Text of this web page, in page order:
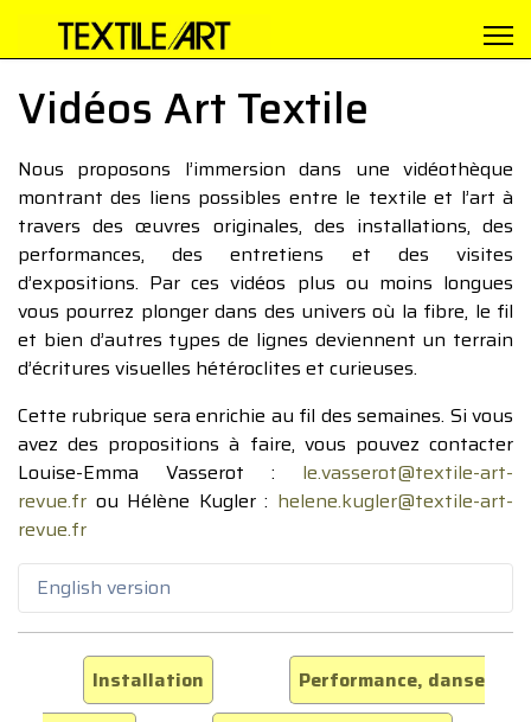
Vidéos Art Textile
Nous proposons l’immersion dans une vidéothèque
montrant des liens possibles entre le textile et l’art à
travers des œuvres originales, des installations, des
performances, des entretiens et des visites
d’expositions. Par ces vidéos plus ou moins longues
vous pourrez plonger dans des univers où la fibre, le fil
et bien d’autres types de lignes deviennent un terrain
d’écritures visuelles hétéroclites et curieuses.
Cette rubrique sera enrichie au fil des semaines. Si vous
avez des propositions à faire, vous pouvez contacter
Louise-Emma Vasserot : le.vasserot@textile-art-
revue.fr ou Hélène Kugler : helene.kugler@textile-art-
revue.fr
English version
Installation
Performance, danse